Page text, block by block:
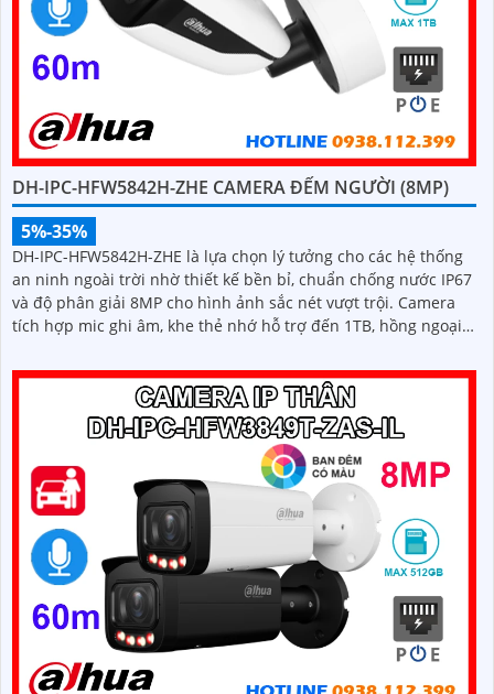
DH-IPC-HFW5842H-ZHE CAMERA ĐẾM NGƯỜI (8MP)
5%-35%
DH-IPC-HFW5842H-ZHE là lựa chọn lý tưởng cho các hệ thống
an ninh ngoài trời nhờ thiết kế bền bỉ, chuẩn chống nước IP67
và độ phân giải 8MP cho hình ảnh sắc nét vượt trội. Camera
tích hợp mic ghi âm, khe thẻ nhớ hỗ trợ đến 1TB, hồng ngoại
phí